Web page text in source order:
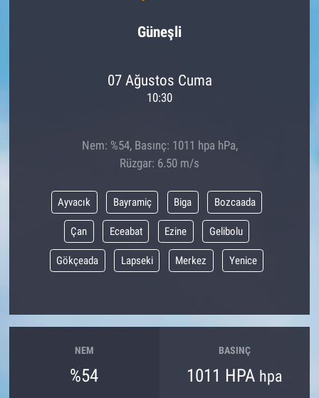
Güneşli
07 Ağustos Cuma
10:30
Nem: %54, Basınç: 1011 hpa hPa,
Rüzgar: 6.50 m/s
Ayvacık Bayramiç Biga Bozcaada
Çan Eceabat Ezine Gelibolu
Gökçeada Lapseki Merkez Yenice
NEM
%54
BASINÇ
1011 HPA hpa